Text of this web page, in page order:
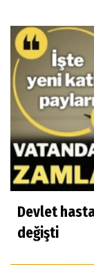
Devlet
değişti